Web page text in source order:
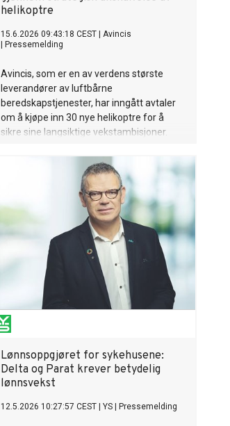
helikoptre
15.6.2026 09:43:18 CEST
Avincis
Pressemelding
Avincis, som er en av verdens største
leverandører av luftbårne
beredskapstjenester, har inngått avtaler
om å kjøpe inn 30 nye helikoptre for å
sikre sine langsiktige vekstambisjoner.
Lønnsoppgjøret for sykehusene:
Delta og Parat krever betydelig
lønnsvekst
12.5.2026 10:27:57 CEST YS Pressemelding